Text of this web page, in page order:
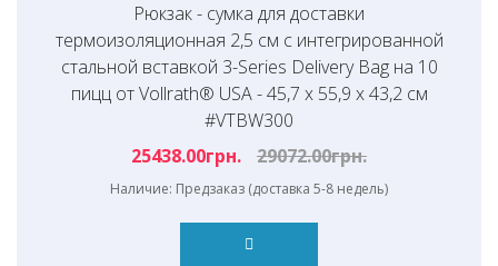
Рюкзак - сумка для доставки
термоизоляционная 2,5 см с интегрированной
стальной вставкой 3-Series Delivery Bag на 10
пицц от Vollrath® USA - 45,7 х 55,9 х 43,2 см
#VTBW300
25438.00грн.
29072.00грн.
Наличие: Предзаказ (доставка 5-8 недель)